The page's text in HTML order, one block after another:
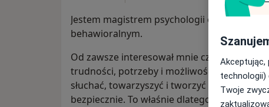
Jestem magistrem psychologii oraz
behawioralnym.
Od zawsze interesował mnie człowiek-
trudności, potrzeby i możliwości zmiany.
słuchać, towarzyszyć i tworzyć przestrzeń,
bezpiecznie. To właśnie dlatego wybrałam
Akceptując,
technologii)
Twoje